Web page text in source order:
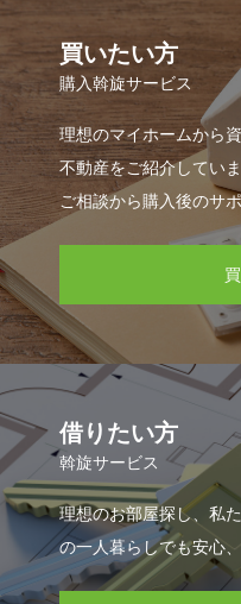
買いたい方
購入斡旋サービス
理想のマイホームから
不動産をご紹介してい
ご相談から購入後のサ
手伝いいたします。
借りたい方
斡旋サービス
理想のお部屋探し、私
の一人暮らしでも安心